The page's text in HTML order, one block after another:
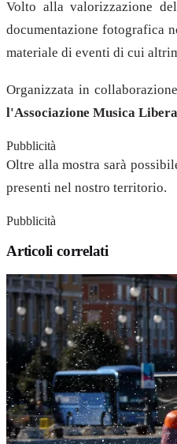
Volto alla valorizzazione
documentazione fotografica
materiale di eventi di cui
Organizzata in
l'Associazione Musica Libera
Pubblicità
Oltre alla mostra sarà
presenti nel nostro territorio.
Pubblicità
Articoli correlati